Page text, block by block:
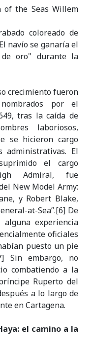
coloreado de
navío se ganaría el
oro" durante la
crecimiento fueron
por el
tras la caída de
laboriosos,
se hicieron cargo
administrativas. El
el cargo
Admiral, fue
New Model Army:
y Robert Blake,
at-Sea”.[6] De
experiencia
oficiales
puesto un pie
Sin embargo, no
combatiendo a la
Ruperto del
a lo largo de
en Cartagena.
el camino a la